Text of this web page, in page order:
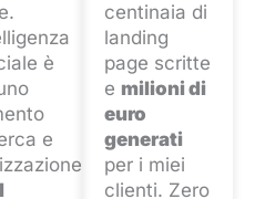
è
e
centinaia di
landing
page scritte
e milioni di
euro
generati
per i miei
clienti. Zero